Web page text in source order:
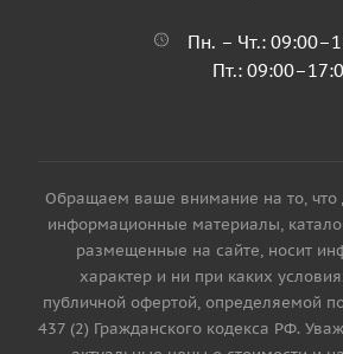
Пн. – Чт.:
Пт.:
Обращаем ваше внимание на то, что
информационные материалы,
размещенные на сайте, носит
характер и ни при каких
публичной офертой, определяемой
437 (2) Гражданского кодекса РФ.